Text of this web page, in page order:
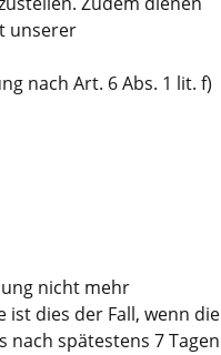
unserer
nach Art. 6 Abs. 1 lit. f)
nicht mehr
dies der Fall, wenn die
nach spätestens 7 Tagen